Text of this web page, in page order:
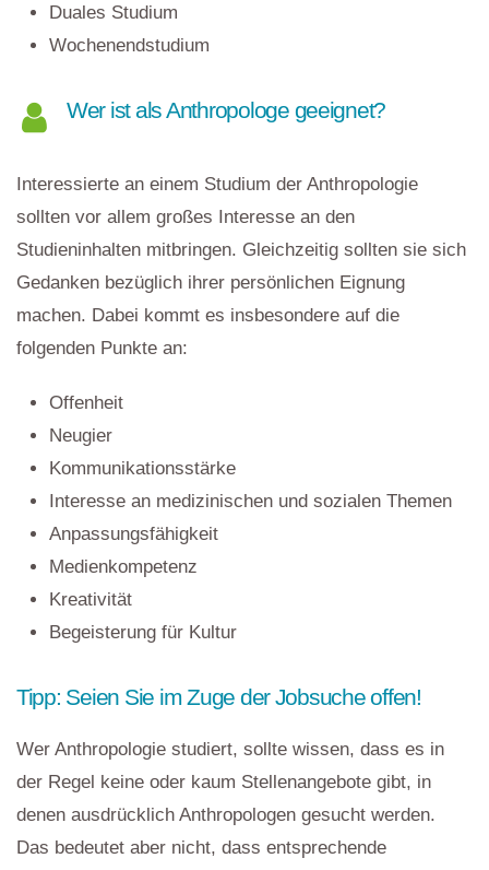
Duales Studium
Wochenendstudium
Wer ist als Anthropologe geeignet?
Interessierte an einem Studium der Anthropologie
sollten vor allem großes Interesse an den
Studieninhalten mitbringen. Gleichzeitig sollten sie sich
Gedanken bezüglich ihrer persönlichen Eignung
machen. Dabei kommt es insbesondere auf die
folgenden Punkte an:
Offenheit
Neugier
Kommunikationsstärke
Interesse an medizinischen und sozialen Themen
Anpassungsfähigkeit
Medienkompetenz
Kreativität
Begeisterung für Kultur
Tipp: Seien Sie im Zuge der Jobsuche offen!
Wer Anthropologie studiert, sollte wissen, dass es in
der Regel keine oder kaum Stellenangebote gibt, in
denen ausdrücklich Anthropologen gesucht werden.
Das bedeutet aber nicht, dass entsprechende